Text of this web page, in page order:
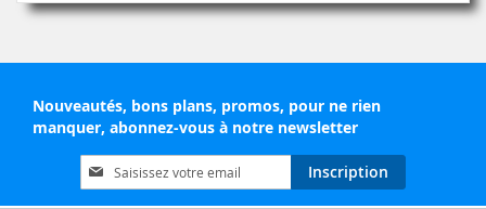
Nouveautés, bons plans, promos, pour ne rien
manquer, abonnez-vous à notre newsletter
Inscription
à
Inscription